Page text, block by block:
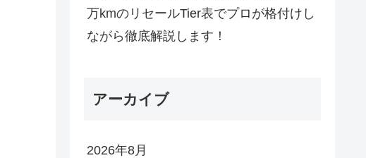
万kmのリセールTier表でプロが格付けし
ながら徹底解説します！
アーカイブ
2026年8月